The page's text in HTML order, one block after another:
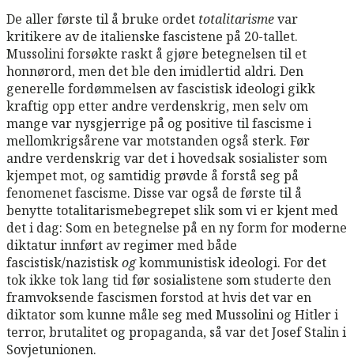
De aller første til å bruke ordet totalitarismevar
kritikere av de italienske fascistene på 20-tallet.
Mussolini forsøkte raskt å gjøre betegnelsen til et
honnørord, men det ble den imidlertid aldri. Den
generelle fordømmelsen av fascistisk ideologi gikk
kraftig opp etter andre verdenskrig, men selv om
mange var nysgjerrige på og positive til fascisme i
mellomkrigsårene var motstanden også sterk. Før
andre verdenskrig var det i hovedsak sosialister som
kjempet mot, og samtidig prøvde å forstå seg på
fenomenet fascisme. Disse var også de første til å
benytte totalitarismebegrepet slik som vi er kjent med
det i dag: Som en betegnelse på en ny form for moderne
diktatur innført av regimer med både
fascistisk/nazistiskogkommunistisk ideologi. For det
tok ikke tok lang tid før sosialistene som studerte den
framvoksende fascismen forstod at hvis det var en
diktator som kunne måle seg med Mussolini og Hitler i
terror, brutalitet og propaganda, så var det Josef Stalin i
Sovjetunionen.